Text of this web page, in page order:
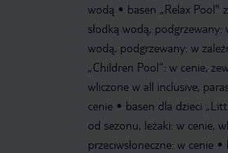
wodą
basen „Relax Pool"
słodką wodą,
wodą, podgrzewany: w
„Children Pool“: w cenie,
wliczone w all inclusive,
cenie
basen dla dzieci
od sezonu, leżaki: w cenie,
przeciwsłoneczne: w cenie